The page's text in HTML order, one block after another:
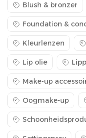
Blush & bronzer
Foundation &
Kleurlenzen
Lip olie
Make-up
Oogmake-up